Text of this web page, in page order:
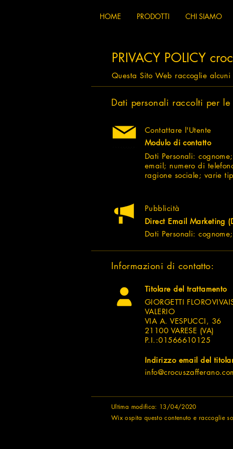
HOME PRODOTTI CHI SIAMO
PRIVACY POLICY
Questa Sito Web raccoglie
Dati personali raccolti per
Contattare l'Utente
Modulo di contatto
Dati Personali:
email; numero di
ragione sociale; varie
Pubblicità
Direct Email Marketing
Dati Personali:
Informazioni di contatto:
Titolare del trattamento
GIORGETTI
VALERIO
VIA A. VESPUCCI, 36
21100 VARESE (VA)
P.I.:01566610125
Indirizzo email del
Ultima modifica: 13/04/2020
Wix ospita questo contenuto e raccoglie